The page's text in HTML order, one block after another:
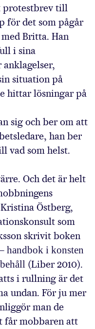
protestbrev till
för det som pågår
Britta. Han
i sina
situation på
hittar lösningar på
sig och ber om att
han ber
vad som helst.
Och det är helt
Östberg,
som
skrivit boken
handbok i konsten
(Liber 2010).
i rullning är det
undan. För ju mer
man de
får mobbaren att